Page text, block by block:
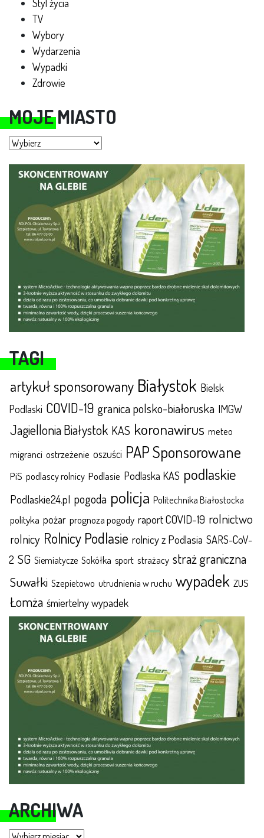
Styl życia
TV
Wybory
Wydarzenia
Wypadki
Zdrowie
MOJE MIASTO
Moje miasto
TAGI
artykuł sponsorowany Białystok Bielsk
Podlaski COVID-19 granica polsko-białoruska IMGW
Jagiellonia Białystok KAS koronawirus meteo
migranci ostrzeżenie oszuści PAP Sponsorowane
PiS podlascy rolnicy Podlasie Podlaska KAS podlaskie
Podlaskie24.pl pogoda policja Politechnika Białostocka
polityka pożar prognoza pogody raport COVID-19 rolnictwo
rolnicy Rolnicy Podlasie rolnicy z Podlasia SARS-CoV-
2 SG Siemiatycze Sokółka sport strażacy straż graniczna
Suwałki Szepietowo utrudnienia w ruchu wypadek ZUS
Łomża śmiertelny wypadek
ARCHIWA
Archiwa